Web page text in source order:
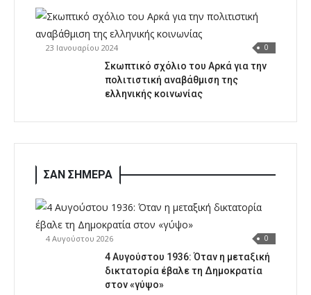
23 Ιανουαρίου 2024 0
Σκωπτικό σχόλιο του Αρκά για την
πολιτιστική αναβάθμιση της
ελληνικής κοινωνίας
ΣΑΝ ΣΗΜΕΡΑ
4 Αυγούστου 2026 0
4 Αυγούστου 1936: Όταν η μεταξική
δικτατορία έβαλε τη Δημοκρατία
στον «γύψο»